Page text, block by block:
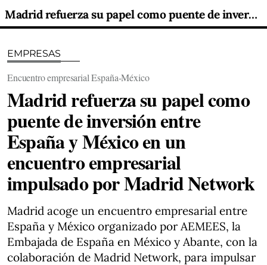
Madrid refuerza su papel como puente de inversión entre España y México en un encuentro empresarial impulsado por Madrid Network
EMPRESAS
Encuentro empresarial España-México
Madrid refuerza su papel como
puente de inversión entre
España y México en un
encuentro empresarial
impulsado por Madrid Network
Madrid acoge un encuentro empresarial entre
España y México organizado por AEMEES, la
Embajada de España en México y Abante, con la
colaboración de Madrid Network, para impulsar